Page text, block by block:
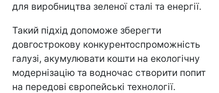
для виробництва зеленої сталі та енергії.
Такий підхід допоможе зберегти
довгострокову конкурентоспроможність
галузі, акумулювати кошти на екологічну
модернізацію та водночас створити попит
на передові європейські технології.